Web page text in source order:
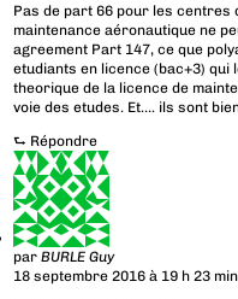
Pas de part 66 pour les centres
maintenance aéronautique ne
agreement Part 147, ce que
etudiants en licence (bac+3)
theorique de la licence de
voie des etudes. Et…. ils sont
⮑ Répondre
parBURLE Guy
18 septembre 2016 à 19 h 23 min